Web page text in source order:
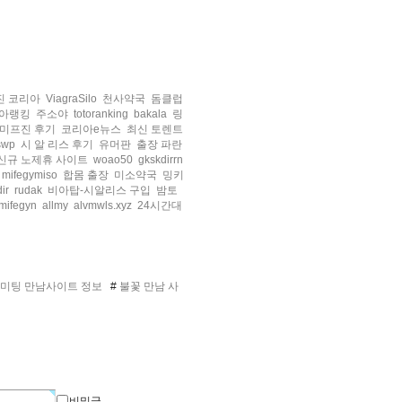
코리아 ViagraSilo 천사약국 돔클럽
랭킹 주소야 totoranking bakala 링
미프진 후기 코리아e뉴스 최신 토렌트
시 알 리스 후기 유머판 출장 파란
규 노제휴 사이트 woao50 gkskdirrn
mifegymiso 합몸 출장 미소약국 밍키
rudak 비아탑-시알리스 구입
밤토
allmy alvmwls.xyz 24시간대
팅 만남사이트 정보 #불꽃 만남 사